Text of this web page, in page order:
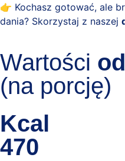
👉 Kochasz gotować, ale
dania? Skorzystaj z naszej
Wartości
(na porcję)
Kcal
470